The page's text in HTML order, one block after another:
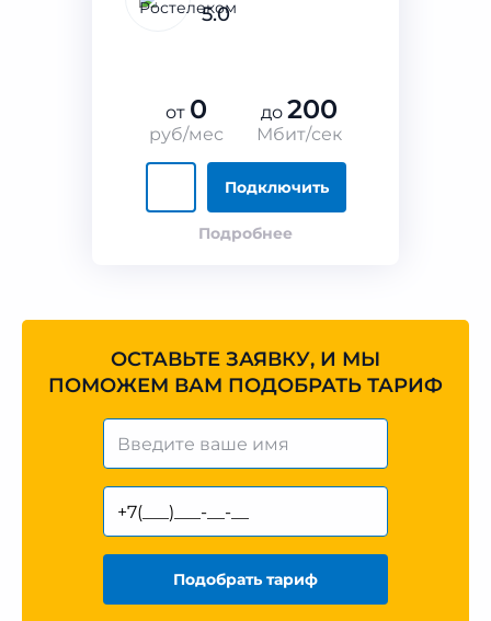
5.0
от 0
руб/мес
до 200
Мбит/сек
Подключить
Подробнее
ОСТАВЬТЕ ЗАЯВКУ, И МЫ
ПОМОЖЕМ ВАМ ПОДОБРАТЬ ТАРИФ
Подобрать тариф